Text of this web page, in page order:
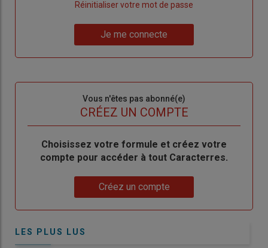
de
Réinitialiser votre mot de passe
me
Je me connecte
Vous n'êtes pas abonné(e)
CRÉEZ UN COMPTE
BodyChoisissez votre formule et créez votre
compte pour accéder à tout Caracterres.
Créez un compte
LES PLUS LUS